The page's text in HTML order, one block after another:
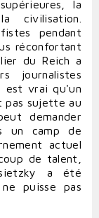
la
civilisation.
pendant
réconfortant
du Reich a
journalistes
est vrai qu'un
pas sujette au
demander
un camp de
actuel
de talent,
a été
puisse pas